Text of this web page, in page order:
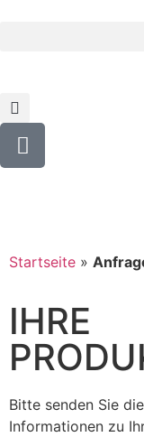
Startseite »
IHRE
Bitte senden Sie
Informationen zu